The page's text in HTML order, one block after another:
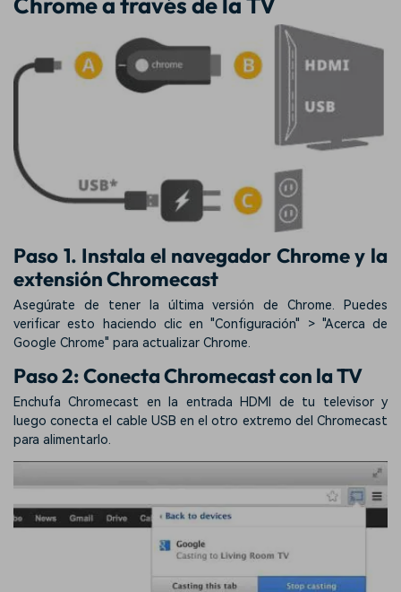
Paso 1. Instala el navegador Chrome y la
extensión Chromecast
Asegúrate de tener la última versión de Chrome. Puedes
verificar esto haciendo clic en "Configuración" > "Acerca de
Google Chrome" para actualizar Chrome.
Paso 2: Conecta Chromecast con la TV
Enchufa Chromecast en la entrada HDMI de tu televisor y
luego conecta el cable USB en el otro extremo del Chromecast
para alimentarlo.